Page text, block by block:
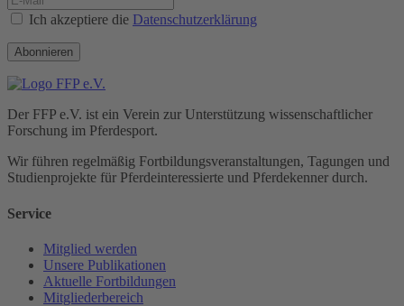
Ich akzeptiere die Datenschutzerklärung
Abonnieren
Der FFP e.V. ist ein Verein zur Unterstützung wissenschaftlicher
Forschung im Pferdesport.
Wir führen regelmäßig Fortbildungs­veranstaltungen, Tagungen und
Studienprojekte für Pferde­interessierte und Pferde­kenner durch.
Service
Mitglied werden
Unsere Publikationen
Aktuelle Fortbildungen
Mitgliederbereich